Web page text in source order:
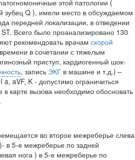
этой патологии (
зубец Q ), имели место в обсуждаемом
передней локализации, в отведении
ST. Всего было проанализировано 130
рекомендовать врачам скорой
в сочетании с тяжелым
приступ, кардиогенный шок-
, запись ЭКГ в машине и т.д.) –
aVF, K - допустимо ограничиться
карте вызова необходимо обосновать
во второе межреберье слева
в 5-е межреберье по задней
нога ) в 5-е межреберье по